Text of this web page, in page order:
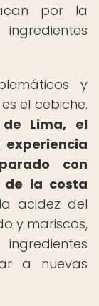
por la
y
el cebiche.
Lima, el
con
de la costa
acidez del
y mariscos,
a nuevas